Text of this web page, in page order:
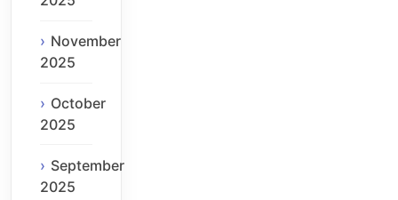
November
2025
October
2025
September
2025